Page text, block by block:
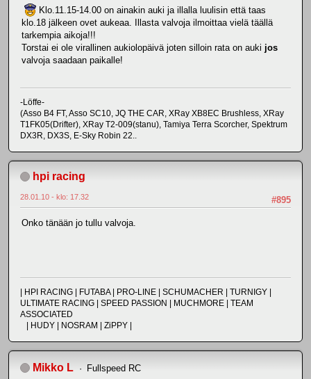
Klo.11.15-14.00 on ainakin auki ja illalla luulisin että taas
klo.18 jälkeen ovet aukeaa. Illasta valvoja ilmoittaa vielä täällä
tarkempia aikoja!!!
Torstai ei ole virallinen aukiolopäivä joten silloin rata on auki jos
valvoja saadaan paikalle!
-Löffe-
(Asso B4 FT, Asso SC10, JQ THE CAR, XRay XB8EC Brushless, XRay
T1FK05(Drifter), XRay T2-009(stanu), Tamiya Terra Scorcher, Spektrum
DX3R, DX3S, E-Sky Robin 22..
hpi racing
#895
28.01.10 - klo: 17.32
Onko tänään jo tullu valvoja.
| HPI RACING | FUTABA | PRO-LINE | SCHUMACHER | TURNIGY |
ULTIMATE RACING | SPEED PASSION | MUCHMORE | TEAM
ASSOCIATED
| HUDY | NOSRAM | ZiPPY |
Mikko L Fullspeed RC